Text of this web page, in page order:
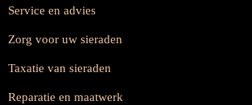
Service en advies
Zorg voor uw sieraden
Taxatie van sieraden
Reparatie en maatwerk